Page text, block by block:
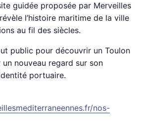
guidée proposée par Merveilles
l’histoire maritime de la ville
au fil des siècles.
public pour découvrir un Toulon
nouveau regard sur son
portuaire.
nos-